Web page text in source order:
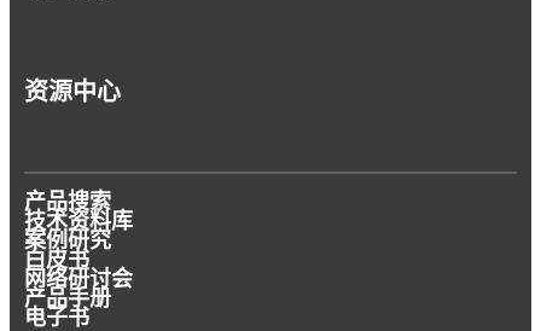
资源中心
产品搜索
技术资料库
案例研究
白皮书
网络研讨会
产品手册
电子书